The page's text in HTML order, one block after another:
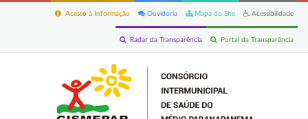
Acessibilidade
Mapa do Site
Ouvidoria
Acesso à Informação
Portal da Transparência
Radar da Transparência